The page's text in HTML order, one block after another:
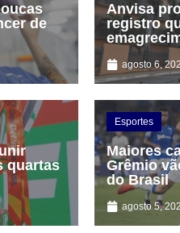
de
Anvisa
registro
agosto 6,
quartas
Esportes
Maiores
Grêmio
do Brasil
agosto 5,